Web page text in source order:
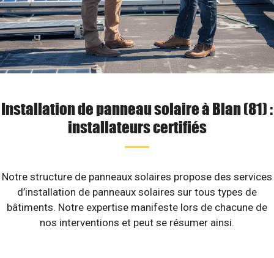
Installation de panneau solaire à Blan (81) :
installateurs certifiés
Notre structure de panneaux solaires propose des services
d’installation de panneaux solaires sur tous types de
bâtiments. Notre expertise manifeste lors de chacune de
nos interventions et peut se résumer ainsi.